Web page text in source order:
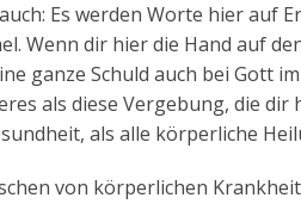
Es werden Worte hier auf
Wenn dir hier die Hand auf
ganze Schuld auch bei Gott
als diese Vergebung, die
als alle körperliche
von körperlichen